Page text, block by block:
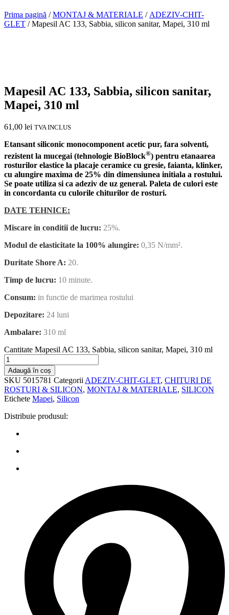
Prima pagină /MONTAJ & MATERIALE / ADEZIV-CHIT-
GLET / Mapesil AC 133, Sabbia, silicon sanitar, Mapei, 310 ml
Mapesil AC 133, Sabbia, silicon sanitar,
Mapei, 310 ml
61,00 lei TVA INCLUS
Etansant siliconic monocomponent acetic pur, fara solventi,
rezistent la mucegai (tehnologie BioBlock®) pentru etanaarea
rosturilor elastice la placaje ceramice cu gresie, faianta, klinker,
cu alungire maxima de 25% din dimensiunea initiala a rostului.
Se poate utiliza si ca adeziv de uz general. Paleta de culori este
in concordanta cu culorile chiturilor de rosturi.
DATE TEHNICE:
Miscare in conditii de lucru: 25%.
Modul de elasticitate la 100% alungire: 0,35 N/mm².
Duritate Shore A: 20.
Timp de lucru: 10 minute.
Consum: in functie de marimea rostului
Depozitare: 24 luni
Ambalare: 310 ml
Cantitate Mapesil AC 133, Sabbia, silicon sanitar, Mapei, 310 ml
Adaugă în coș
SKU 5015781 Categorii ADEZIV-CHIT-GLET, CHITURI DE
ROSTURI & SILICON, MONTAJ & MATERIALE, SILICON
Etichete Mapei, Silicon
Distribuie produsul: